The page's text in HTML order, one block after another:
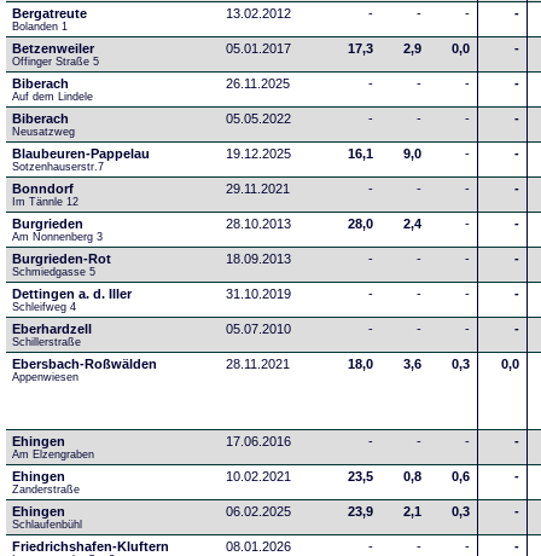
Bergatreute
Bolanden 1
13.02.2012 - - - -
Betzenweiler
Offinger Straße 5
05.01.2017 17,3 2,9 0,0 -
Biberach
Auf dem Lindele
26.11.2025 - - - -
Biberach
Neusatzweg
05.05.2022 - - - -
Blaubeuren-Pappelau
Sotzenhauserstr.7
19.12.2025 16,1 9,0 - -
Bonndorf
Im Tännle 12
29.11.2021 - - - -
Burgrieden
Am Nonnenberg 3
28.10.2013 28,0 2,4 - -
Burgrieden-Rot
Schmiedgasse 5
18.09.2013 - - - -
Dettingen a. d. Iller
Schleifweg 4
31.10.2019 - - - -
Eberhardzell
Schillerstraße
05.07.2010 - - - -
Ebersbach-Roßwälden
Appenwiesen
28.11.2021 18,0 3,6 0,3 0,0
Ehingen
Am Elzengraben
17.06.2016 - - - -
Ehingen
Zanderstraße
10.02.2021 23,5 0,8 0,6 -
Ehingen
Schlaufenbühl
06.02.2025 23,9 2,1 0,3 -
Friedrichshafen-Kluftern 08.01.2026 - - - -